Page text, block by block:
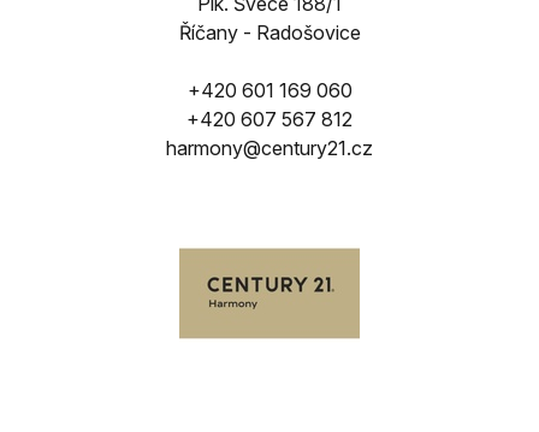
Říčany - Radošovice
+420 601 169 060
+420 607 567 812
harmony@century21.cz